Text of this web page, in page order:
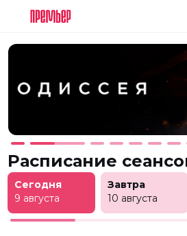
Расписание
Сегодня
9 августа
Завтра
10 августа